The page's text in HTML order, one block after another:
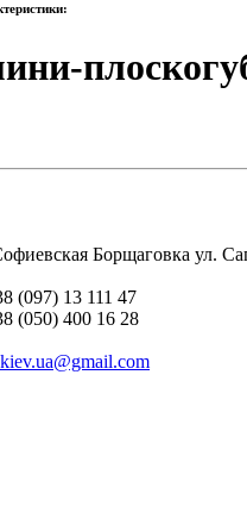
Борщаговка ул.
(097) 13 111 47
(050) 400 16 28